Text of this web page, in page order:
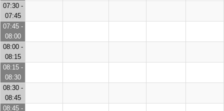
07:30 -
07:45
07:45 -
08:00
08:00 -
08:15
08:15 -
08:30
08:30 -
08:45
08:45 -